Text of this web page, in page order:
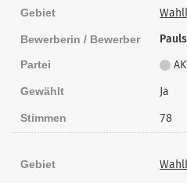
Gebiet
Bewerberin / Bewerber
Partei
Gewählt Ja
Stimmen 78
Gebiet